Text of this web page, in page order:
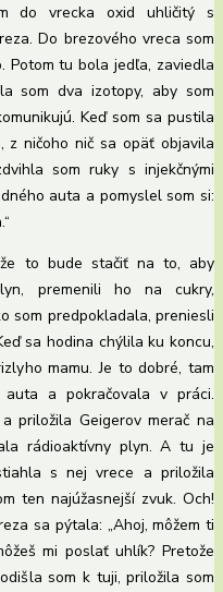
do vrecka oxid uhličitý s
Do brezového vreca som
Potom tu bola jedľa, zaviedla
som dva izotopy, aby som
Keď som sa pustila
z ničoho nič sa opäť objavila
som ruky s injekčnými
auta a pomyslel som si:
že to bude stačiť na to, aby
premenili ho na cukry,
som predpokladala, preniesli
sa hodina chýlila ku koncu,
mamu. Je to dobré, tam
a pokračovala v práci.
priložila Geigerov merač na
rádioaktívny plyn. A tu je
s nej vrece a priložila
ten najúžasnejší zvuk. Och!
sa pýtala: „Ahoj, môžem ti
mi poslať uhlík? Pretože
som k tuji, priložila som